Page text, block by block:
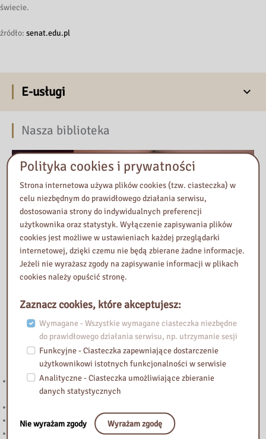
świecie.
źródło: senat.edu.pl
E-usługi
Nasza biblioteka
Przeczytaj
221. Kierunek STEAM: rozwój strefy multimedialnej w Bibliotece
Pedagogicznej w Żyrardowie
Nowy wpis na blogu „Biblioteka Vintage”
„Halo! Tu Mazowsze” – podcast Samorządu Województwa
Polityka cookies i prywatności
Strona internetowa używa plików cookies (tzw. ciasteczka) w
celu niezbędnym do prawidłowego działania serwisu,
dostosowania strony do indywidualnych preferencji
użytkownika oraz statystyk. Wyłączenie zapisywania plików
cookies jest możliwe w ustawieniach każdej przeglądarki
internetowej, dzięki czemu nie będą zbierane żadne informacje.
Jeżeli nie wyrażasz zgody na zapisywanie informacji w plikach
cookies należy opuścić stronę.
Zaznacz cookies, które akceptujesz:
Wymagane - Wszystkie wymagane ciasteczka niezbędne
do prawidłowego działania serwisu, np. utrzymanie sesji
Funkcyjne - Ciasteczka zapewniające dostarczenie
użytkownikowi istotnych funkcjonalności w serwisie
Analityczne - Ciasteczka umożliwiające zbieranie
danych statystycznych
Nie wyrażam zgody Wyrażam zgodę